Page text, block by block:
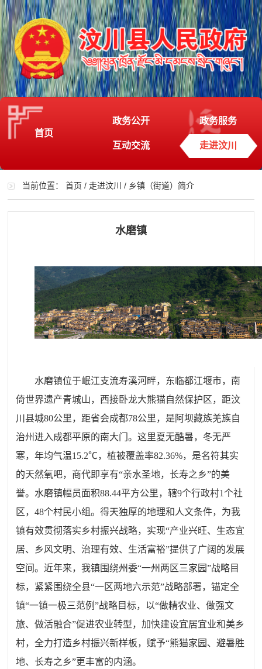
首页
政务公开 政务服务
互动交流 走进汶川
当前位置：首页 /走进汶川 / 乡镇（街道）简介
水磨镇
水磨镇位于岷江支流寿溪河畔，东临都江堰市，南
倚世界遗产青城山，西接卧龙大熊猫自然保护区，距汶
川县城80公里，距省会成都78公里，是阿坝藏族羌族自
治州进入成都平原的南大门。这里夏无酷暑，冬无严
寒，年均气温15.2℃，植被覆盖率82.36%，是名符其实
的天然氧吧，商代即享有“亲水圣地，长寿之乡”的美
誉。水磨镇幅员面积88.44平方公里，辖9个行政村1个社
区，48个村民小组。得天独厚的地理和人文条件，为我
镇有效贯彻落实乡村振兴战略，实现“产业兴旺、生态宜
居、乡风文明、治理有效、生活富裕”提供了广阔的发展
空间。近年来，我镇围绕州委“一州两区三家园”战略目
标， 紧紧围绕全县“一区两地六示范”战略部署，锚定全
镇“一镇一极三范例”战略目标， 以“做精农业、做强文
旅、做活融合”促进农业转型，加快建设宜居宜业和美乡
村，全力打造乡村振兴新样板， 赋予“熊猫家园、避暑胜
地、长寿之乡”更丰富的内涵。